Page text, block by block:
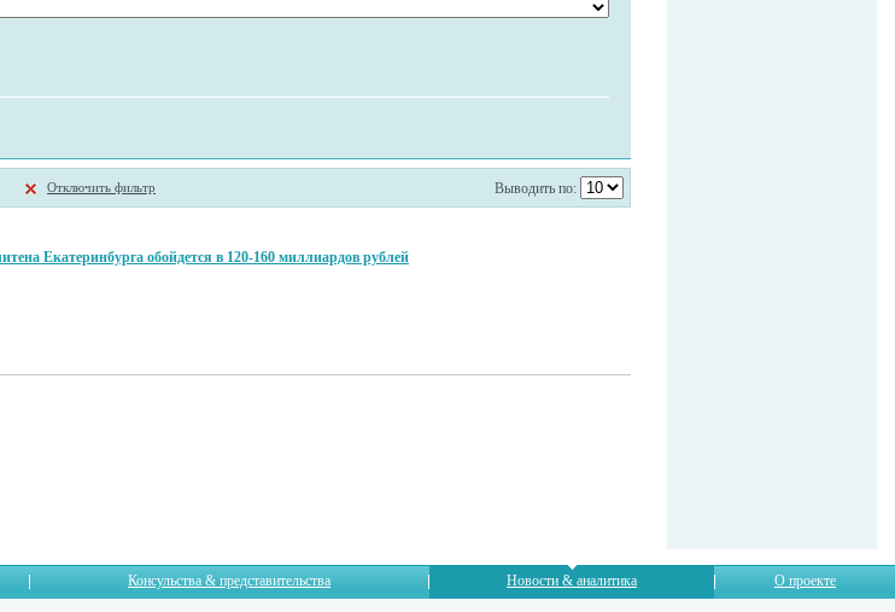
Отключить фильтр Выводить по:
Екатеринбурга обойдется в 120-160 миллиардов рублей
Консульства & представительства Новости & аналитика О проекте